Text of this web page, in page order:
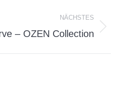
NÄCHSTES
– OZEN Collection